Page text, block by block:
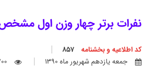
نفرات برتر چهار وزن اول
کد اطلاعیه و بخشنامه
جمعه يازدهم شهريور ماه 1390